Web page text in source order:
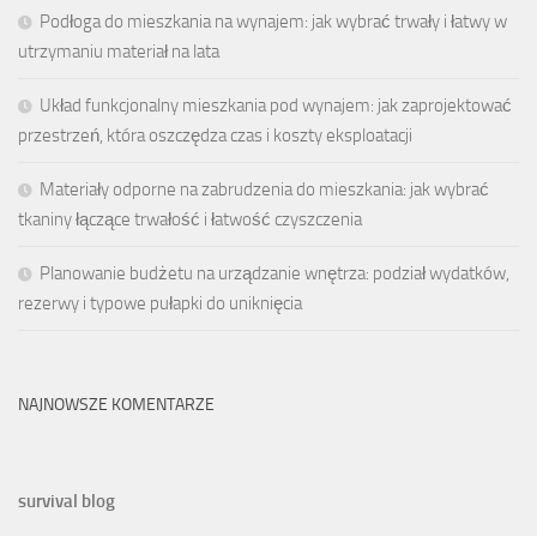
Podłoga do mieszkania na wynajem: jak wybrać trwały i łatwy w
utrzymaniu materiał na lata
Układ funkcjonalny mieszkania pod wynajem: jak zaprojektować
przestrzeń, która oszczędza czas i koszty eksploatacji
Materiały odporne na zabrudzenia do mieszkania: jak wybrać
tkaniny łączące trwałość i łatwość czyszczenia
Planowanie budżetu na urządzanie wnętrza: podział wydatków,
rezerwy i typowe pułapki do uniknięcia
NAJNOWSZE KOMENTARZE
survival blog